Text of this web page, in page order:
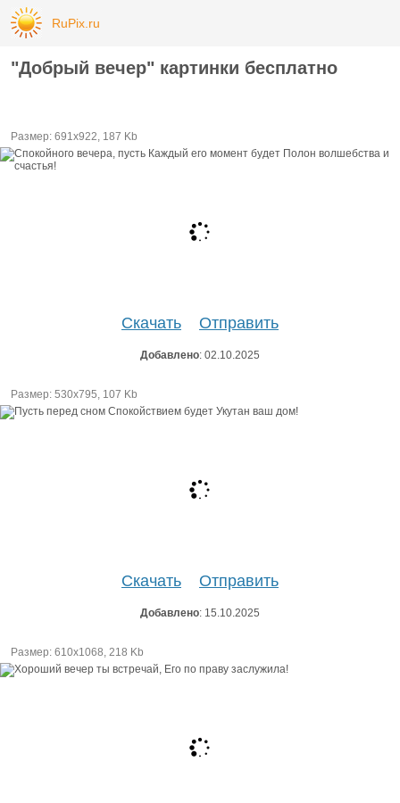
RuPix.ru
"Добрый вечер" картинки бесплатно
Размер: 691х922, 187 Kb
Скачать Отправить
Добавлено: 02.10.2025
Размер: 530х795, 107 Kb
Скачать Отправить
Добавлено: 15.10.2025
Размер: 610х1068, 218 Kb